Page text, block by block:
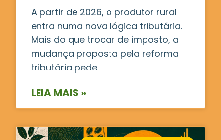
A partir de 2026, o produtor rural
entra numa nova lógica tributária.
Mais do que trocar de imposto, a
mudança proposta pela reforma
tributária pede
LEIA MAIS »